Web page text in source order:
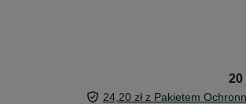
20
24,20 zł z Pakietem